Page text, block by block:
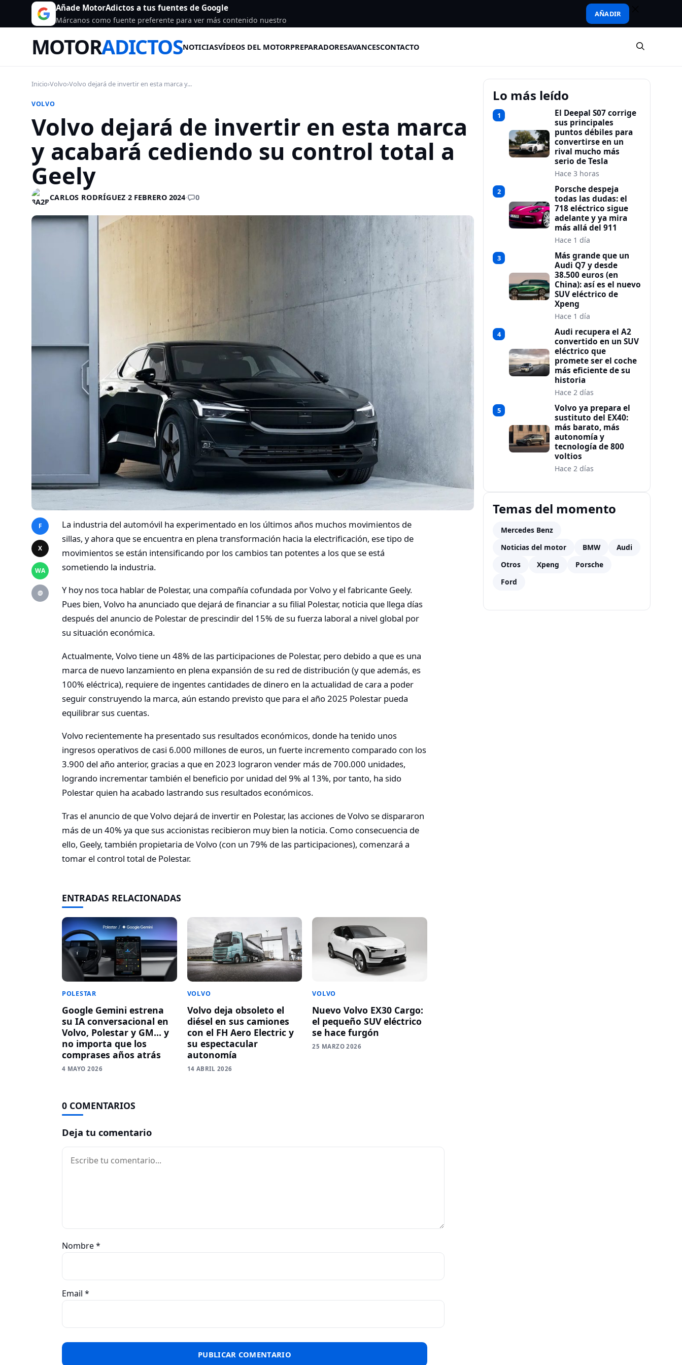
Añade MotorAdictos a tus fuentes de Google
Márcanos como fuente preferente para ver más contenido nuestro
AÑADIR
MOTORADICTOSNOTICIASVÍDEOS DEL MOTORPREPARADORESAVANCESCONTACTO
Inicio›Volvo›Volvo dejará de invertir en esta marca y...
VOLVO
Volvo dejará de invertir en esta marca
y acabará cediendo su control total a
Geely
CARLOS RODRÍGUEZ·2 FEBRERO 2024· 0
F
X
WA
@
La industria del automóvil ha experimentado en los últimos años muchos movimientos de
sillas, y ahora que se encuentra en plena transformación hacia la electrificación, ese tipo de
movimientos se están intensificando por los cambios tan potentes a los que se está
sometiendo la industria.
Y hoy nos toca hablar de Polestar, una compañía cofundada por Volvo y el fabricante Geely.
Pues bien, Volvo ha anunciado que dejará de financiar a su filial Polestar, noticia que llega días
después del anuncio de Polestar de prescindir del 15% de su fuerza laboral a nivel global por
su situación económica.
Actualmente, Volvo tiene un 48% de las participaciones de Polestar, pero debido a que es una
marca de nuevo lanzamiento en plena expansión de su red de distribución (y que además, es
100% eléctrica), requiere de ingentes cantidades de dinero en la actualidad de cara a poder
seguir construyendo la marca, aún estando previsto que para el año 2025 Polestar pueda
equilibrar sus cuentas.
Volvo recientemente ha presentado sus resultados económicos, donde ha tenido unos
ingresos operativos de casi 6.000 millones de euros, un fuerte incremento comparado con los
3.900 del año anterior, gracias a que en 2023 lograron vender más de 700.000 unidades,
logrando incrementar también el beneficio por unidad del 9% al 13%, por tanto, ha sido
Polestar quien ha acabado lastrando sus resultados económicos.
Tras el anuncio de que Volvo dejará de invertir en Polestar, las acciones de Volvo se dispararon
más de un 40% ya que sus accionistas recibieron muy bien la noticia. Como consecuencia de
ello, Geely, también propietaria de Volvo (con un 79% de las participaciones), comenzará a
tomar el control total de Polestar.
ENTRADAS RELACIONADAS
POLESTAR
Google Gemini estrena
su IA conversacional en
Volvo, Polestar y GM… y
no importa que los
comprases años atrás
4 MAYO 2026
VOLVO
Volvo deja obsoleto el
diésel en sus camiones
con el FH Aero Electric y
su espectacular
autonomía
14 ABRIL 2026
VOLVO
Nuevo Volvo EX30 Cargo:
el pequeño SUV eléctrico
se hace furgón
25 MARZO 2026
0 COMENTARIOS
Deja tu comentario
Comentario
Nombre*
Email *
Lo más leído
1
El Deepal S07 corrige
sus principales
puntos débiles para
convertirse en un
rival mucho más
serio de Tesla
Hace 3 horas
2
Porsche despeja
todas las dudas: el
718 eléctrico sigue
adelante y ya mira
más allá del 911
Hace 1 día
3
Más grande que un
Audi Q7 y desde
38.500 euros (en
China): así es el nuevo
SUV eléctrico de
Xpeng
Hace 1 día
4
Audi recupera el A2
convertido en un SUV
eléctrico que
promete ser el coche
más eficiente de su
historia
Hace 2 días
5
Volvo ya prepara el
sustituto del EX40:
más barato, más
autonomía y
tecnología de 800
voltios
Hace 2 días
Temas del momento
Mercedes Benz
Noticias del motor
BMW
Audi
Otros
Xpeng
Porsche
Ford